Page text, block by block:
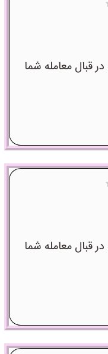
قبال معامله شما
قبال معامله شما